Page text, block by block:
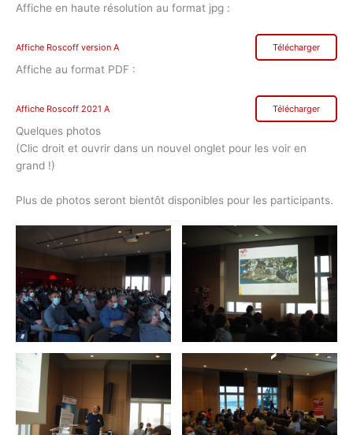
Affiche en haute résolution au format jpg :
Affiche Roscoff version A Télécharger
Affiche au format PDF :
Affiche Roscoff 2021 A Télécharger
Quelques photos
(Clic droit et ouvrir dans un nouvel onglet pour les voir en
grand !)
Plus de photos seront bientôt disponibles pour les participants.